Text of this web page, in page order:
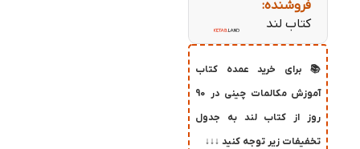
فروشنده:
کتاب لند
📚 برای خرید عمده کتاب
آموزش مکالمات چینی در 90
روز از کتاب لند به جدول
تخفیفات زیر توجه کنید ↓↓↓